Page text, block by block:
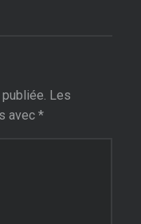
Les
avec *